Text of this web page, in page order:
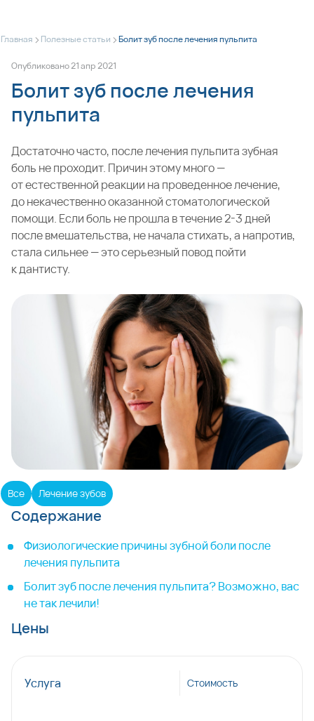
Главная > Полезные статьи >Болит зуб после лечения пульпита
Опубликовано21апр2021
Болит зуб после лечения
пульпита
Достаточно часто, после лечения пульпита зубная
боль не проходит. Причин этому много —
от естественной реакции на проведенное лечение,
до некачественно оказанной стоматологической
помощи. Если боль не прошла в течение 2-3 дней
после вмешательства, не начала стихать, а напротив,
стала сильнее — это серьезный повод пойти
к дантисту.
Все Лечение зубов
Содержание
Физиологические причины зубной боли после
лечения пульпита
Болит зуб после лечения пульпита? Возможно, вас
не так лечили!
Цены
Услуга Стоимость